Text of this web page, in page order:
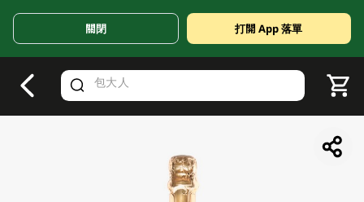
Valid Until 30 June 2026
關閉 打開 App 落單